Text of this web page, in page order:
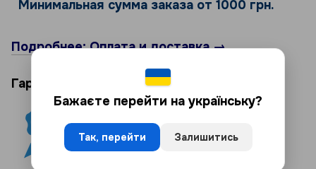
Минимальная сумма заказа от 1000 грн.
Подробнее: Оплата и доставка →
Гарантия на товар 12 месяцев.
Бажаєте перейти на українську?
Так, перейти Залишитись